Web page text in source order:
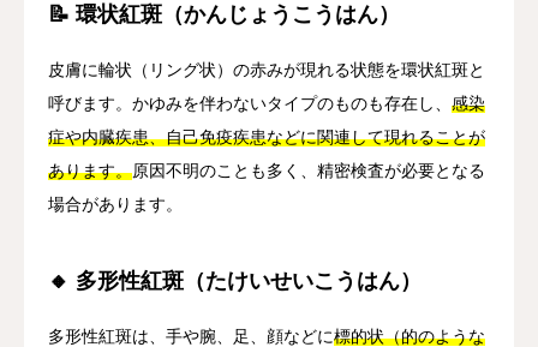
📝 環状紅斑（かんじょうこうはん）
皮膚に輪状（リング状）の赤みが現れる状態を環状紅斑と
呼びます。かゆみを伴わないタイプのものも存在し、 感染
症や内臓疾患、自己免疫疾患などに関連して現れることが
あります。原因不明のことも多く、精密検査が必要となる
場合があります。
🔸 多形性紅斑（たけいせいこうはん）
多形性紅斑は、手や腕、足、顔などに標的状（的のような